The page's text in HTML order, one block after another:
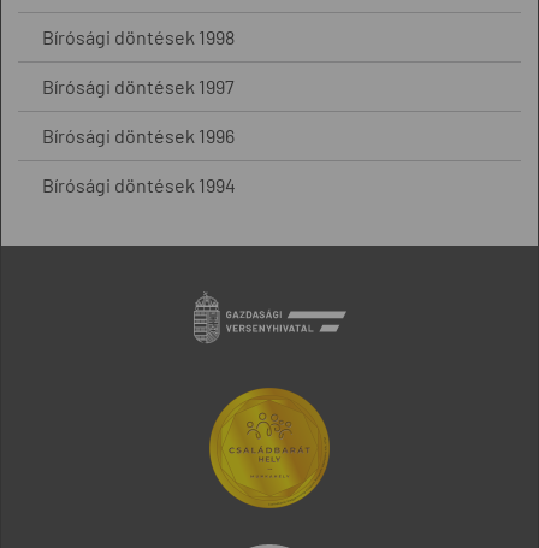
Bírósági döntések 1998
Bírósági döntések 1997
Bírósági döntések 1996
Bírósági döntések 1994